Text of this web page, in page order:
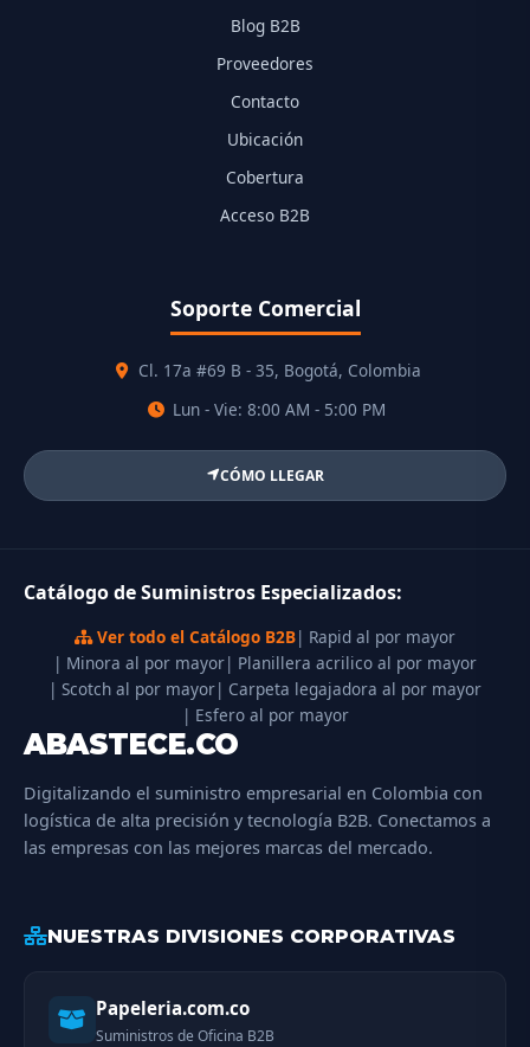
Blog B2B
Proveedores
Contacto
Ubicación
Cobertura
Acceso B2B
Soporte Comercial
Cl. 17a #69 B - 35, Bogotá, Colombia
Lun - Vie: 8:00 AM - 5:00 PM
CÓMO LLEGAR
Catálogo de Suministros Especializados:
Ver todo el Catálogo B2B| Rapid al por mayor
| Minora al por mayor| Planillera acrilico al por mayor
| Scotch al por mayor| Carpeta legajadora al por mayor
| Esfero al por mayor
ABASTECE.CO
Digitalizando el suministro empresarial en Colombia con
logística de alta precisión y tecnología B2B. Conectamos a
las empresas con las mejores marcas del mercado.
NUESTRAS DIVISIONES CORPORATIVAS
Papeleria.com.co
Suministros de Oficina B2B